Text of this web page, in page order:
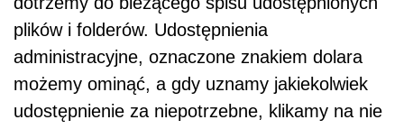
plików i folderów. Udostępnienia
administracyjne, oznaczone znakiem dolara
możemy ominąć, a gdy uznamy jakiekolwiek
udostępnienie za niepotrzebne, klikamy na nie